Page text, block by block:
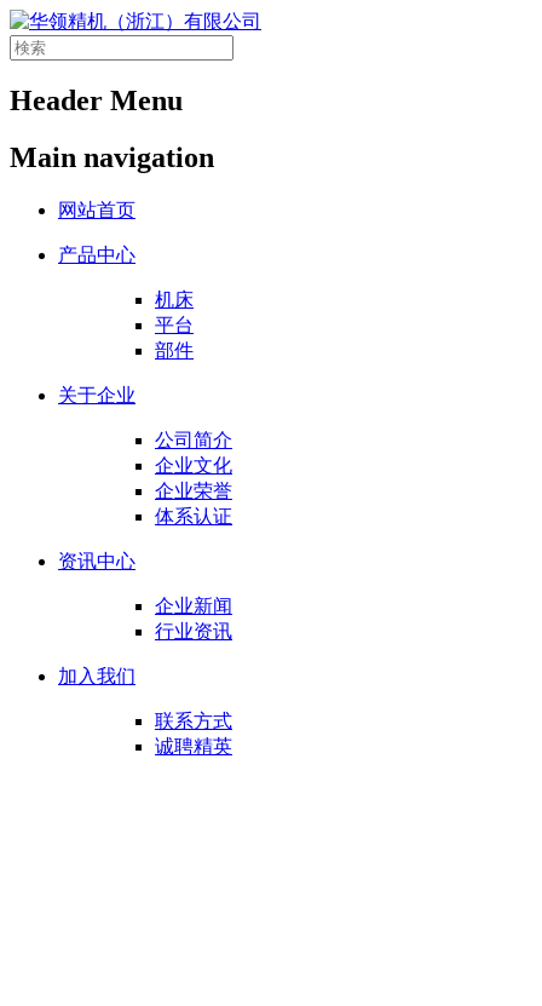
Header Menu
Main navigation
网站首页
产品中心
机床
平台
部件
关于企业
公司简介
企业文化
企业荣誉
体系认证
资讯中心
企业新闻
行业资讯
加入我们
联系方式
诚聘精英